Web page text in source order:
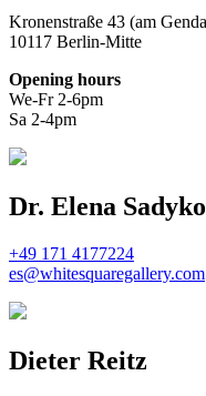
Kronenstraße 43 (am
10117 Berlin-Mitte
Opening hours
We-Fr 2-6pm
Sa 2-4pm
Dr. Elena
+49 171 4177224
es@whitesquaregallery.com
Dieter Reitz